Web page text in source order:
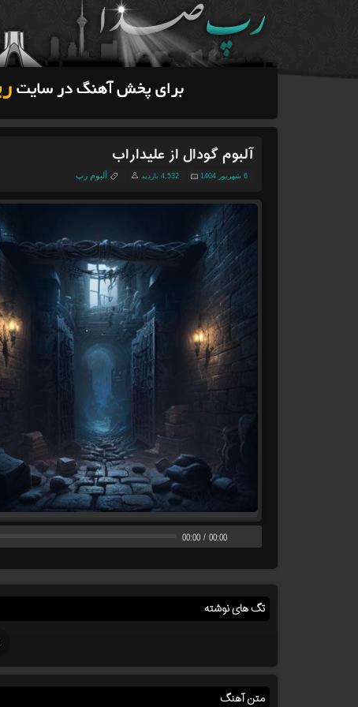
آلبوم گودال از علیداراب
6 شهریور 1404 4,532 بازدید آلبوم رپ
00:00 / 00:00
تگ های نوشته
متن آهنگ